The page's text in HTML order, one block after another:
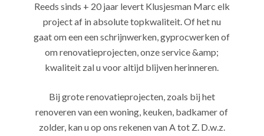
Reeds sinds + 20 jaar levert Klusjesman Marc elk
project af in absolute topkwaliteit. Of het nu
gaat om een een schrijnwerken, gyprocwerken of
om renovatieprojecten, onze service &amp;
kwaliteit zal u voor altijd blijven herinneren.
Bij grote renovatieprojecten, zoals bij het
renoveren van een woning, keuken, badkamer of
zolder, kan u op ons rekenen van A tot Z. D.w.z.